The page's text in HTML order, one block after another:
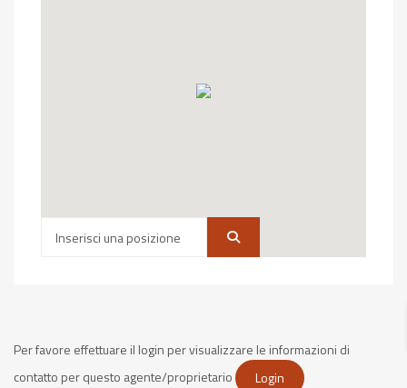
Per favore effettuare il login per visualizzare le informazioni di
contatto per questo agente/proprietario
Login